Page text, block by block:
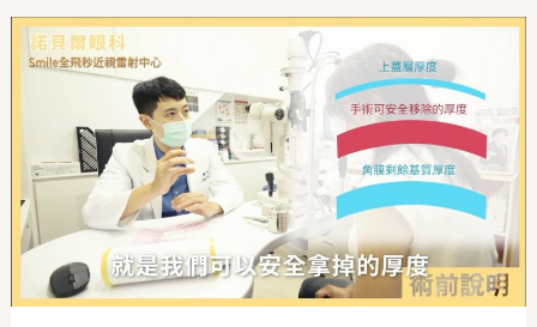
SMILE
｜
醫
師
家
人：
我
家
女
主
｜
心
得
分
享